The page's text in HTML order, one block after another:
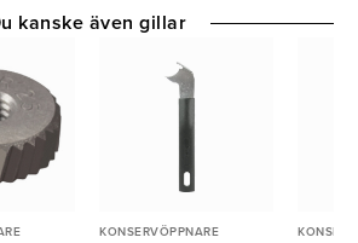
KONSERVÖPPNARE
kanske även gillar